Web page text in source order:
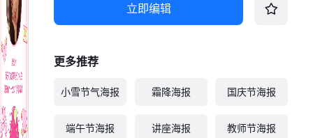
立即编辑
更多推荐
小雪节气海报 霜降海报 国庆节海报
端午节海报 讲座海报 教师节海报